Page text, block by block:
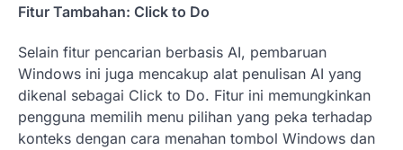
Fitur Tambahan: Click to Do
Selain fitur pencarian berbasis AI, pembaruan
Windows ini juga mencakup alat penulisan AI yang
dikenal sebagai Click to Do. Fitur ini memungkinkan
pengguna memilih menu pilihan yang peka terhadap
konteks dengan cara menahan tombol Windows dan